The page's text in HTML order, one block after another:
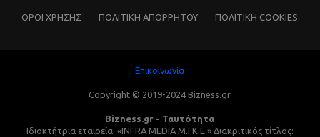
ΌΡΟΙ ΧΡΗΣΗΣ ΠΟΛΙΤΙΚΗ ΑΠΟΡΡΗΤΟΥ ΠΟΛΙΤΙΚΗ COOKIES
Επικοινωνία
Copyright © 2019-2024 Bizness.gr
Bizness.gr - Ταυτότητα
Ιδιοκτήτρια εταιρεία: «INFRA MEDIA M.I.K.E.» Διακριτικός τίτλος: